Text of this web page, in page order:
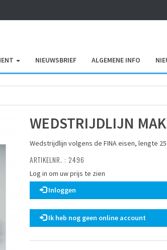
NIEUWSBRIEF ALGEMENE INFO
WEDSTRIJDLIJN
Wedstrijdlijn volgens de FINA eisen, lengte
ARTIKELNR. : 2496
Log in om uw prijs te zien
Inloggen
Ik heb nog geen online account